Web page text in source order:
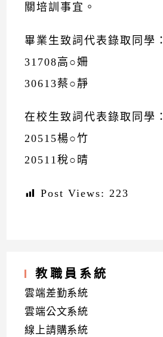
關培訓事宜。
畢業生致詞代表錄取同學：
31708高○姍
30613蔡○靜
在校生致詞代表錄取同學：
20515楊○竹
20511稅○晴
Post Views: 223
教職員系統
雲端差勤系統
雲端公文系統
線上請購系統